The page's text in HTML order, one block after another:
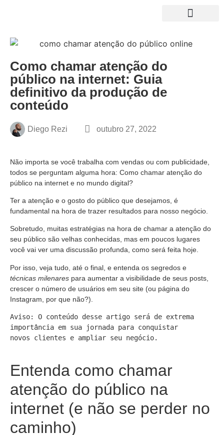
Como chamar atenção do
público na internet: Guia
definitivo da produção de
conteúdo
Diego Rezi outubro 27, 2022
Não importa se você trabalha com vendas ou com publicidade,
todos se perguntam alguma hora: Como chamar atenção do
público na internet e no mundo digital?
Ter a atenção e o gosto do público que desejamos, é
fundamental na hora de trazer resultados para nosso negócio.
Sobretudo, muitas estratégias na hora de chamar a atenção do
seu público são velhas conhecidas, mas em poucos lugares
você vai ver uma discussão profunda, como será feita hoje.
Por isso, veja tudo, até o final, e entenda os segredos e
técnicas milenares para aumentar a visibilidade de seus posts,
crescer o número de usuários em seu site (ou página do
Instagram, por que não?).
Aviso: O conteúdo desse artigo será de extrema
importância em sua jornada para conquistar
novos clientes e ampliar seu negócio.
Entenda como chamar
atenção do público na
internet (e não se perder no
caminho)